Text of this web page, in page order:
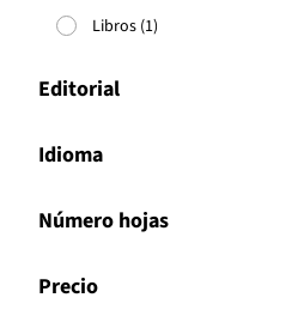
Libros (1)
Editorial
Idioma
Número hojas
Precio